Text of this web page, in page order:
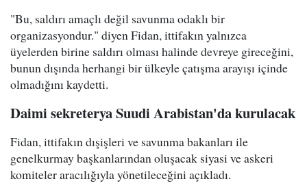
"Bu, saldırı amaçlı değil savunma odaklı bir
organizasyondur." diyen Fidan, ittifakın yalnızca
üyelerden birine saldırı olması halinde devreye gireceğini,
bunun dışında herhangi bir ülkeyle çatışma arayışı içinde
olmadığını kaydetti.
Daimi sekreterya Suudi Arabistan'da kurulacak
Fidan, ittifakın dışişleri ve savunma bakanları ile
genelkurmay başkanlarından oluşacak siyasi ve askeri
komiteler aracılığıyla yönetileceğini açıkladı.